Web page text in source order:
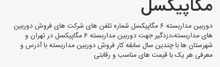
فروشندگان دوربین مداربستهمگاپیکسل
دوربین مداربسته 6 مگاپیکسل شماره تلفن های شرکت های فروش دوربین
های مداربسته،دزدگیر جهت دوربین مداربسته 6 مگاپیکسل در تهران و
شهرستان ها با چندین سال سابقه کار فروش دوربین مداربسته با آدرس و
معرفی هر یک با قیمت های مناسب و رقابتی